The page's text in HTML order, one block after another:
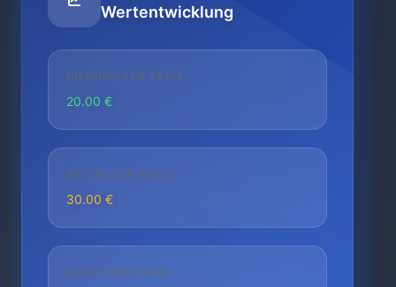
Wertentwicklung
NIEDRIGSTER PREIS
20.00 €
AKTUELLER PREIS
30.00 €
HÖCHSTER PREIS